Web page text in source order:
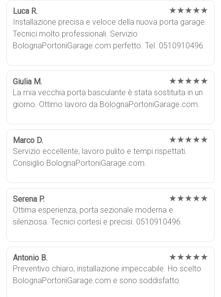
Luca R. ★★★★★
Installazione precisa e veloce della nuova porta garage.
Tecnici molto professionali. Servizio
BolognaPortoniGarage.com perfetto. Tel. 0510910496.
Giulia M. ★★★★★
La mia vecchia porta basculante è stata sostituita in un
giorno. Ottimo lavoro da BolognaPortoniGarage.com.
Marco D. ★★★★★
Servizio eccellente, lavoro pulito e tempi rispettati.
Consiglio BolognaPortoniGarage.com.
Serena P. ★★★★★
Ottima esperienza, porta sezionale moderna e
silenziosa. Tecnici cortesi e precisi. 0510910496.
Antonio B. ★★★★★
Preventivo chiaro, installazione impeccabile. Ho scelto
BolognaPortoniGarage.com e sono soddisfatto.